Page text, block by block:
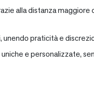
alla distanza maggiore
praticità e
e personalizzate,